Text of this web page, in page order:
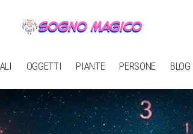
OGGETTI PIANTE PERSONE BLOG